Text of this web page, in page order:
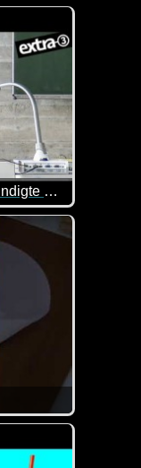
der im Auto
Realer Irrsinn: Saisonal gekündigte Lehrer*innen - extra 3
und Lehrer.
sehen, was man